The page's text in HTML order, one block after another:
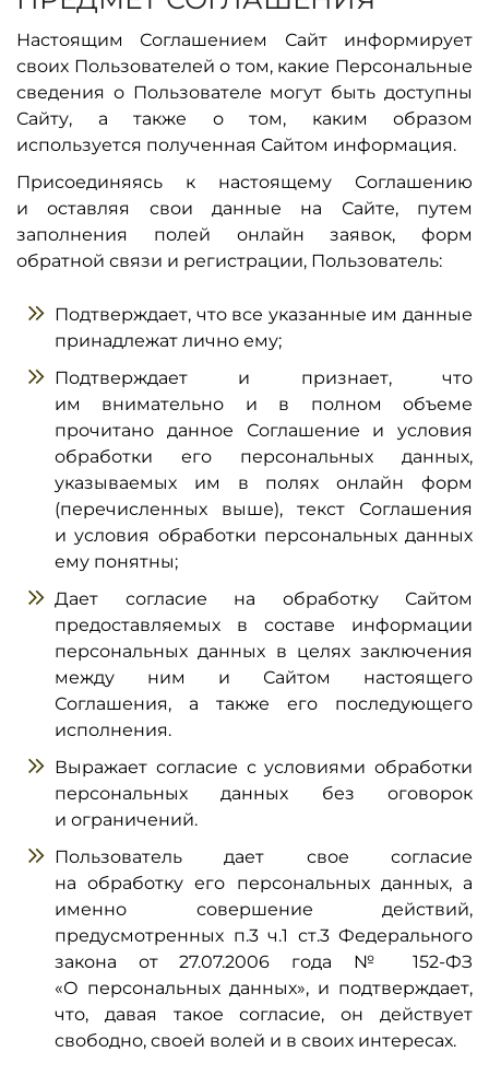
Настоящим Соглашением Сайт информирует
своих Пользователей о том, какие Персональные
сведения о Пользователе могут быть доступны
Сайту, а также о том, каким образом
используется полученная Сайтом информация.
Присоединяясь к настоящему Соглашению
и оставляя свои данные на Сайте, путем
заполнения полей онлайн заявок, форм
обратной связи и регистрации, Пользователь:
Подтверждает, что все указанные им данные
принадлежат лично ему;
Подтверждает и признает, что
им внимательно и в полном объеме
прочитано данное Соглашение и условия
обработки его персональных данных,
указываемых им в полях онлайн форм
(перечисленных выше), текст Соглашения
и условия обработки персональных данных
ему понятны;
Дает согласие на обработку Сайтом
предоставляемых в составе информации
персональных данных в целях заключения
между ним и Сайтом настоящего
Соглашения, а также его последующего
исполнения.
Выражает согласие с условиями обработки
персональных данных без оговорок
и ограничений.
Пользователь дает свое согласие
на обработку его персональных данных, а
именно совершение действий,
предусмотренных п.3 ч.1 ст.3 Федерального
закона от 27.07.2006 года № 152-ФЗ
«О персональных данных», и подтверждает,
что, давая такое согласие, он действует
свободно, своей волей и в своих интересах.